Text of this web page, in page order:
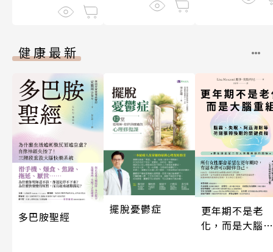
健康最新
多巴胺聖經
擺脫憂鬱症
更年期不是老
化，而是大腦重